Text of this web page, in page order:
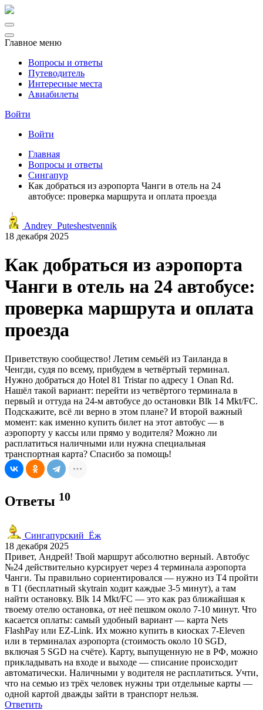
Главное меню
Вопросы и ответы
Путеводитель
Интересные места
Авиабилеты
Войти
Войти
Главная
Вопросы и ответы
Сингапур
Как добраться из аэропорта Чанги в отель на 24
автобусе: проверка маршрута и оплата проезда
Andrey_Puteshestvennik
18 декабря 2025
Как добраться из аэропорта
Чанги в отель на 24 автобусе:
проверка маршрута и оплата
проезда
Приветствую сообщество! Летим семьёй из Таиланда в
Ченгди, судя по всему, прибудем в четвёртый терминал.
Нужно добраться до Hotel 81 Tristar по адресу 1 Onan Rd.
Нашёл такой вариант: перейти из четвёртого терминала в
первый и оттуда на 24-м автобусе до остановки Blk 14 Mkt/FC.
Подскажите, всё ли верно в этом плане? И второй важный
момент: как именно купить билет на этот автобус — в
аэропорту у кассы или прямо у водителя? Можно ли
расплатиться наличными или нужна специальная
транспортная карта? Спасибо за помощь!
Ответы 10
Сингапурский_Ёж
18 декабря 2025
Привет, Андрей! Твой маршрут абсолютно верный. Автобус
№24 действительно курсирует через 4 терминала аэропорта
Чанги. Ты правильно сориентировался — нужно из T4 пройти
в T1 (бесплатный skytrain ходит каждые 3-5 минут), а там
найти остановку. Blk 14 Mkt/FC — это как раз ближайшая к
твоему отелю остановка, от неё пешком около 7-10 минут. Что
касается оплаты: самый удобный вариант — карта Nets
FlashPay или EZ-Link. Их можно купить в киосках 7-Eleven
или в терминалах аэропорта (стоимость около 10 SGD,
включая 5 SGD на счёте). Карту, выпущенную не в РФ, можно
прикладывать на входе и выходе — списание происходит
автоматически. Наличными у водителя не расплатиться. Учти,
что на семью из трёх человек нужны три отдельные карты —
одной картой дважды зайти в транспорт нельзя.
Ответить